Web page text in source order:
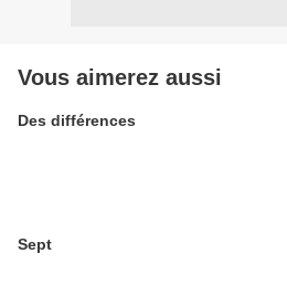
Vous aimerez aussi
Des différences
Sept